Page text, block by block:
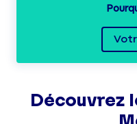
Découvrez